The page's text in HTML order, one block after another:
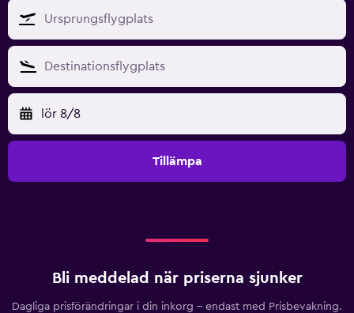
lör 8/8
Tillämpa
Bli meddelad när priserna sjunker
Dagliga prisförändringar i din inkorg – endast med Prisbevakning.